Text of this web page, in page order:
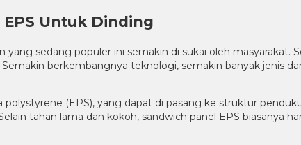
Untuk Dinding
sedang populer ini semakin di sukai oleh masyarakat.
berkembangnya teknologi, semakin banyak jenis
polystyrene (EPS), yang dapat di pasang ke struktur
tahan lama dan kokoh, sandwich panel EPS biasanya